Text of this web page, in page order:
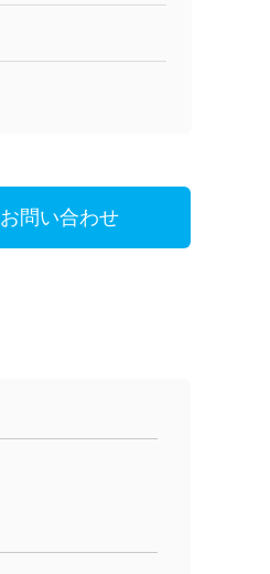
お問い合わせ